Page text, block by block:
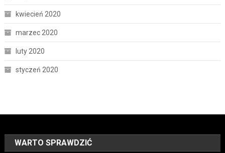
kwiecień 2020
marzec 2020
luty 2020
styczeń 2020
WARTO SPRAWDZIĆ